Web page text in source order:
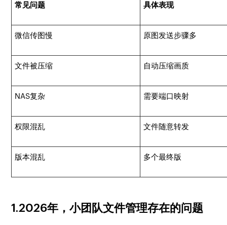
常见问题 具体表现
微信传图慢 原图发送步骤多
文件被压缩 自动压缩画质
NAS复杂 需要端口映射
权限混乱 文件随意转发
版本混乱 多个最终版
1.2026年，小团队文件管理存在的问题